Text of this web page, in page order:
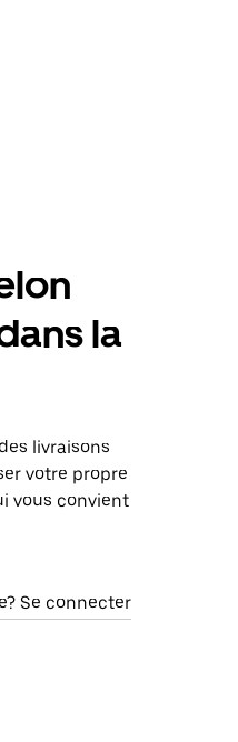
la
livraisons
votre propre
vous convient
Se connecter